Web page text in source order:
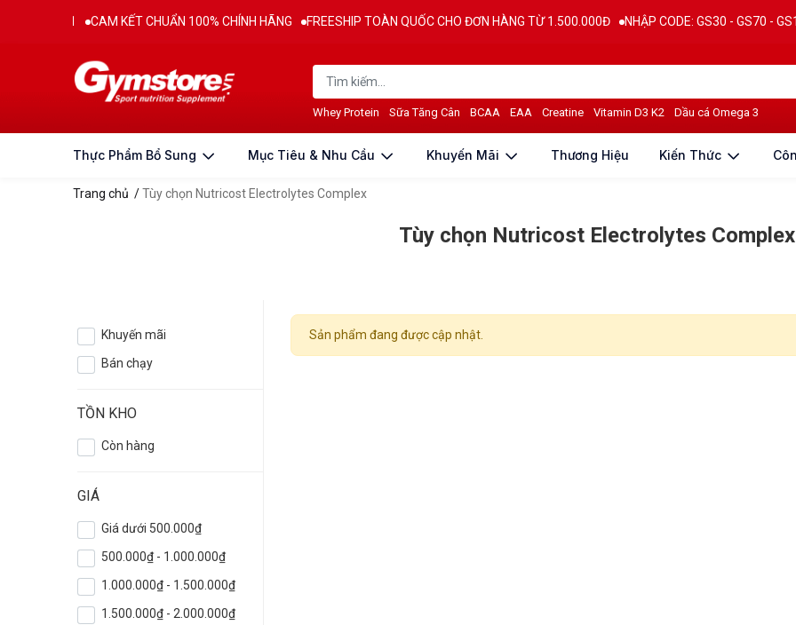
CAM KẾT CHUẨN 100% CHÍNH HÃNG FREESHIP TOÀN QUỐC CHO ĐƠN HÀNG TỪ 1.500.000Đ NHẬP CODE: GS30 - GS70 -
Whey Protein Sữa Tăng Cân BCAA EAA Creatine Vitamin D3 K2 Dầu cá Omega 3
Thực Phẩm Bổ Sung Mục Tiêu & Nhu Cầu Khuyến Mãi Thương Hiệu Kiến Thức
Trang chủ /Tùy chọn Nutricost Electrolytes Complex
Tùy chọn Nutricost Electrolytes Complex
Khuyến mãi
Bán chạy
TỒN KHO
Còn hàng
GIÁ
Giá dưới 500.000₫
500.000₫ - 1.000.000₫
1.000.000₫ - 1.500.000₫
1.500.000₫ - 2.000.000₫
Sản phẩm đang được cập nhật.